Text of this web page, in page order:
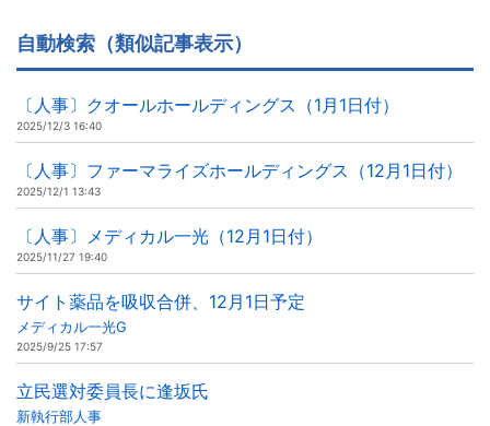
自動検索（類似記事表示）
〔人事〕クオールホールディングス（1月1日付）
2025/12/3 16:40
〔人事〕ファーマライズホールディングス（12月1日付）
2025/12/1 13:43
〔人事〕メディカル一光（12月1日付）
2025/11/27 19:40
サイト薬品を吸収合併、12月1日予定
メディカル一光G
2025/9/25 17:57
立民選対委員長に逢坂氏
新執行部人事